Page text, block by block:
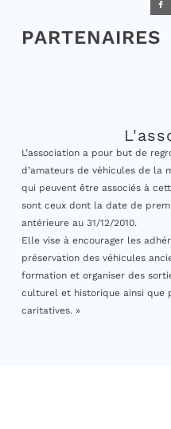
PARTENAIRES
L’association a pour but de
d’amateurs de véhicules de la
qui peuvent être associés à
sont ceux dont la date de
antérieure au 31/12/2010.
Elle vise à encourager les
préservation des véhicules
formation et organiser des
culturel et historique ainsi que
caritatives. »